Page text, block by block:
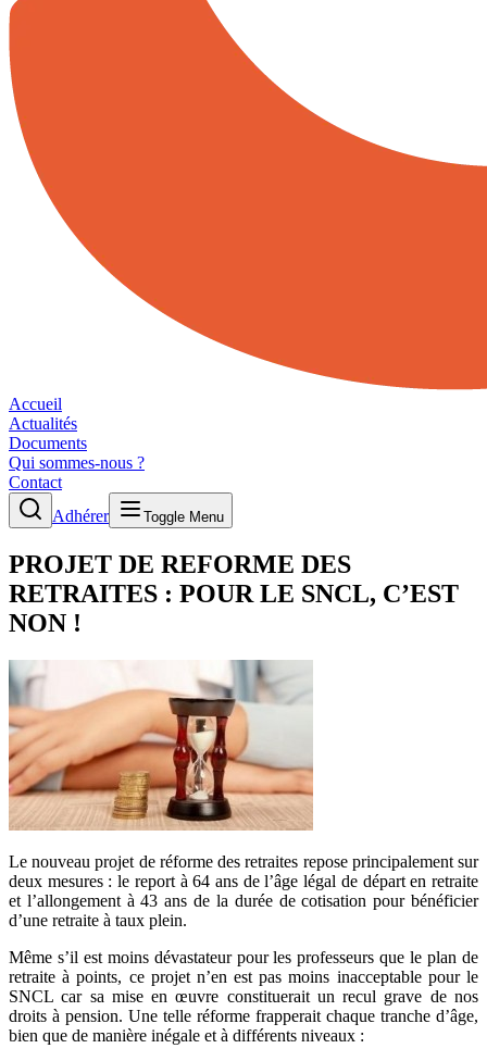
Accueil
Actualités
Documents
Qui sommes-nous ?
Contact
Adhérer
Toggle Menu
PROJET DE REFORME DES
RETRAITES : POUR LE SNCL, C’EST
NON !
Le nouveau projet de réforme des retraites repose principalement sur
deux mesures : le report à 64 ans de l’âge légal de départ en retraite
et l’allongement à 43 ans de la durée de cotisation pour bénéficier
d’une retraite à taux plein.
Même s’il est moins dévastateur pour les professeurs que le plan de
retraite à points, ce projet n’en est pas moins inacceptable pour le
SNCL car sa mise en œuvre constituerait un recul grave de nos
droits à pension. Une telle réforme frapperait chaque tranche d’âge,
bien que de manière inégale et à différents niveaux :